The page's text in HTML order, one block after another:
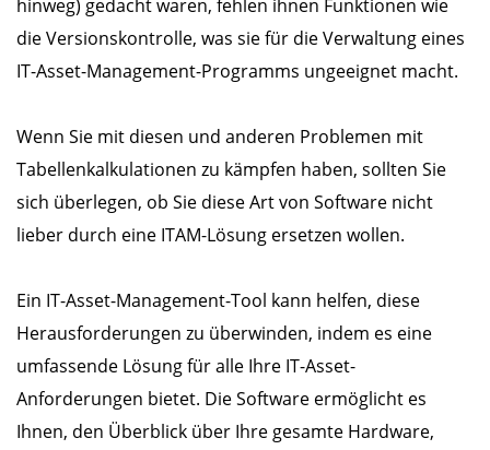
hinweg) gedacht waren, fehlen ihnen Funktionen wie
die Versionskontrolle, was sie für die Verwaltung eines
IT-Asset-Management-Programms ungeeignet macht.
Wenn Sie mit diesen und anderen Problemen mit
Tabellenkalkulationen zu kämpfen haben, sollten Sie
sich überlegen, ob Sie diese Art von Software nicht
lieber durch eine ITAM-Lösung ersetzen wollen.
Ein IT-Asset-Management-Tool kann helfen, diese
Herausforderungen zu überwinden, indem es eine
umfassende Lösung für alle Ihre IT-Asset-
Anforderungen bietet. Die Software ermöglicht es
Ihnen, den Überblick über Ihre gesamte Hardware,